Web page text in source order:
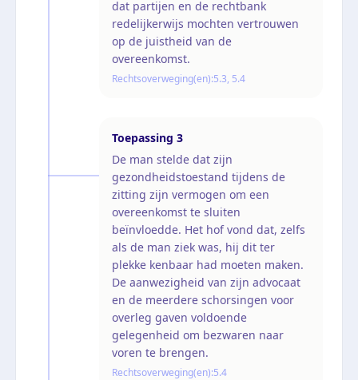
dat partijen en de rechtbank
redelijkerwijs mochten vertrouwen
op de juistheid van de
overeenkomst.
Rechtsoverweging(en):5.3, 5.4
Toepassing 3
De man stelde dat zijn
gezondheidstoestand tijdens de
zitting zijn vermogen om een
overeenkomst te sluiten
beïnvloedde. Het hof vond dat, zelfs
als de man ziek was, hij dit ter
plekke kenbaar had moeten maken.
De aanwezigheid van zijn advocaat
en de meerdere schorsingen voor
overleg gaven voldoende
gelegenheid om bezwaren naar
voren te brengen.
Rechtsoverweging(en):5.4